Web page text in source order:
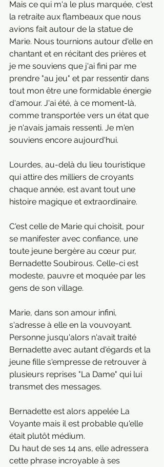
Mais ce qui m'a le plus marquée, c'est
la retraite aux flambeaux que nous
avions fait autour de la statue de
Marie. Nous tournions autour d'elle en
chantant et en récitant des prières et
je me souviens que j'ai fini par me
prendre "au jeu" et par ressentir dans
tout mon être une formidable énergie
d'amour. J'ai été, à ce moment-là,
comme transportée vers un état que
je n'avais jamais ressenti. Je m'en
souviens encore aujourd'hui.
Lourdes, au-delà du lieu touristique
qui attire des milliers de croyants
chaque année, est avant tout une
histoire magique et extraordinaire.
C'est celle de Marie qui choisit, pour
se manifester avec confiance, une
toute jeune bergère au cœur pur,
Bernadette Soubirous. Celle-ci est
modeste, pauvre et moquée par les
gens de son village.
Marie, dans son amour infini,
s'adresse à elle en la vouvoyant.
Personne jusqu'alors n'avait traité
Bernadette avec autant d'égards et la
jeune fille s'empresse de retrouver à
plusieurs reprises "La Dame" qui lui
transmet des messages.
Bernadette est alors appelée La
Voyante mais il est probable qu'elle
était plutôt médium.
Du haut de ses 14 ans, elle adressera
cette phrase incroyable à ses